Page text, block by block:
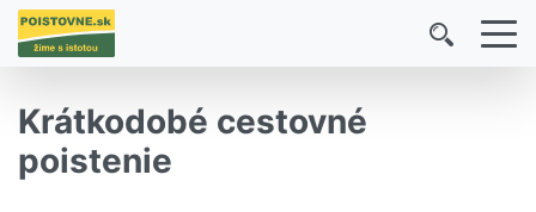
Krátkodobé cestovné
poistenie